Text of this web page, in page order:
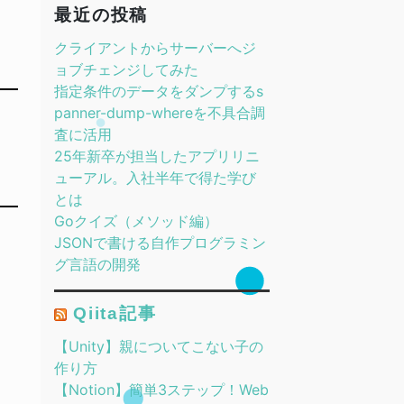
最近の投稿
クライアントからサーバーへジ
ョブチェンジしてみた
指定条件のデータをダンプするs
panner-dump-whereを不具合調
査に活用
25年新卒が担当したアプリリニ
ューアル。入社半年で得た学び
とは
Goクイズ（メソッド編）
JSONで書ける自作プログラミン
グ言語の開発
Qiita記事
【Unity】親についてこない子の
作り方
【Notion】簡単3ステップ！Web